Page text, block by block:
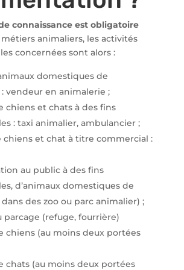
connaissance est obligatoire
animaliers, les activités
concernées sont alors :
domestiques de
vendeur en animalerie ;
chiens et chats à des fins
: taxi animalier, ambulancier ;
chiens et chat à titre commercial :
au public à des fins
d’animaux domestiques de
des zoo ou parc animalier) ;
parcage (refuge, fourrière)
chiens (au moins deux portées
chats (au moins deux portées